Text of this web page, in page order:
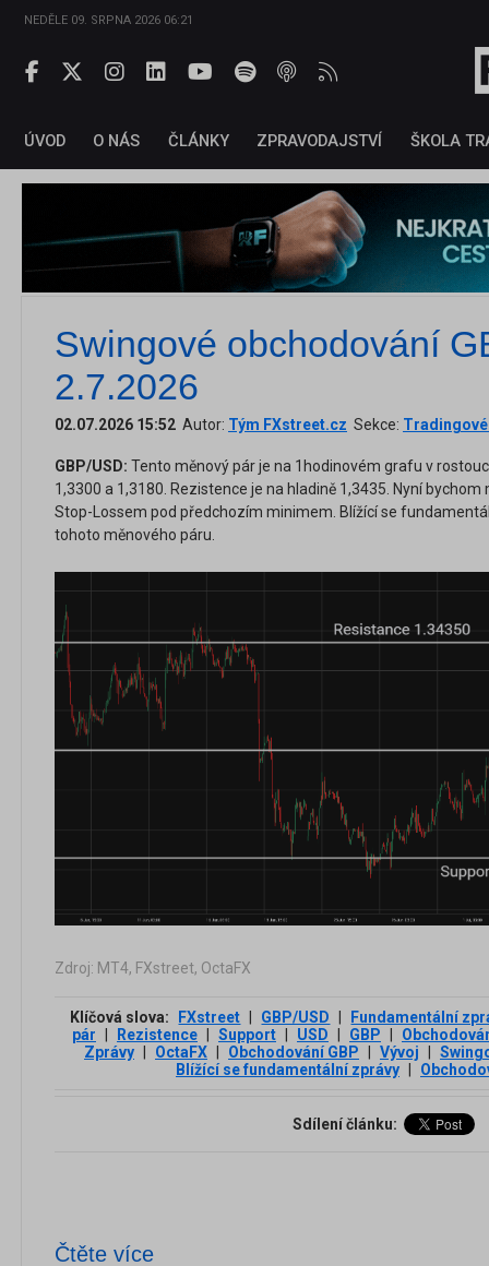
NEDĚLE 09. SRPNA 2026 06:21
ÚVOD O NÁS ČLÁNKY ZPRAVODAJSTVÍ ŠKOLA
Swingové obchodování
2.7.2026
02.07.2026 15:52 Autor: Tým FXstreet.cz Sekce: Tradingové
GBP/USD: Tento měnový pár je na 1hodinovém grafu v
1,3300 a 1,3180. Rezistence je na hladině 1,3435. Nyní
Stop-Lossem pod předchozím minimem. Blížící se
tohoto měnového páru.
Zdroj: MT4, FXstreet, OctaFX
Klíčová slova: FXstreet GBP/USD
Fundamentální
pár
Rezistence Support USD GBP
Zprávy
OctaFX Obchodování GBP Vývoj
Blížící se fundamentální zprávy
Sdílení článku:
Čtěte více